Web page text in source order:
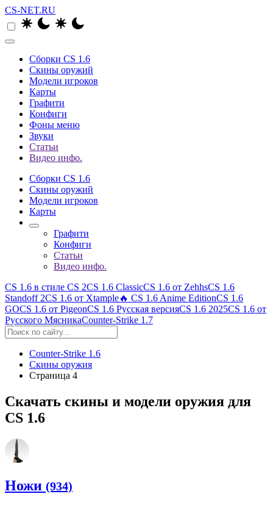
CS-NET.RU
Сборки CS 1.6
Скины оружий
Модели игроков
Карты
Графити
Конфиги
Фоны меню
Звуки
Статьи
Видео инфо.
Сборки CS 1.6
Скины оружий
Модели игроков
Карты
Графити
Конфиги
Статьи
Видео инфо.
CS 1.6 в стиле CS 2CS 1.6 ClassicCS 1.6 от ZehhsCS 1.6
Standoff 2CS 1.6 от Xtample🔥 CS 1.6 Anime EditionCS 1.6
GOCS 1.6 от PigeonCS 1.6 Русская версияCS 1.6 2025CS 1.6 от
Русского МясникаCounter-Strike 1.7
Counter-Strike 1.6
Скины оружия
Страница 4
Скачать скины и модели оружия для
CS 1.6
Ножи (934)